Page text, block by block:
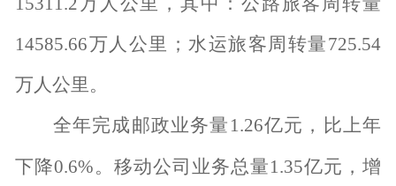
14585.66万人公里；水运旅客周转量725.54
万人公里。
全年完成邮政业务量 1.26亿元，比上年
下降0.6%。移动公司业务总量1.35亿元，增